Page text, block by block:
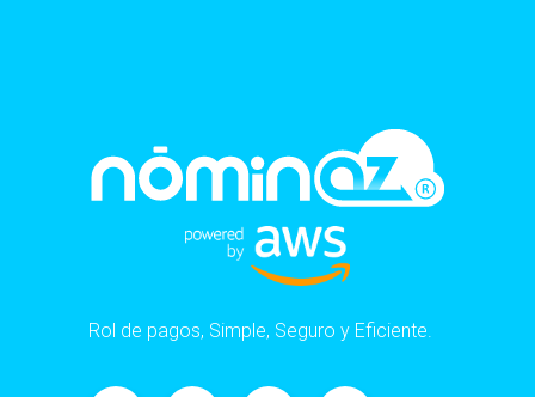
Rol de pagos, Simple, Seguro y Eficiente.